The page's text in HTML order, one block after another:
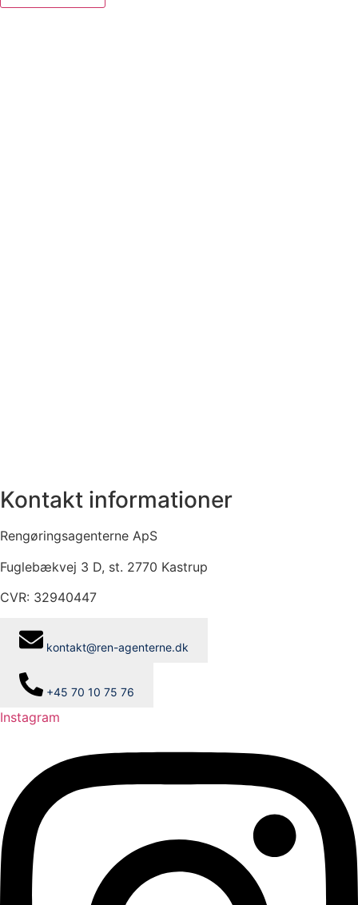
Kontakt informationer
Rengøringsagenterne ApS
Fuglebækvej 3 D, st. 2770 Kastrup
CVR: 32940447
kontakt@ren-agenterne.dk
+45 70 10 75 76
Instagram